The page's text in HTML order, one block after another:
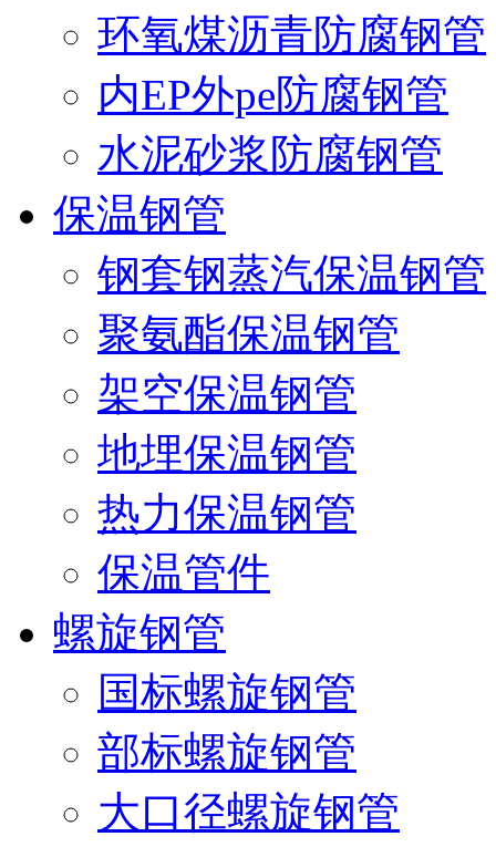
环氧煤沥青防腐钢管
内EP外pe防腐钢管
水泥砂浆防腐钢管
保温钢管
钢套钢蒸汽保温钢管
聚氨酯保温钢管
架空保温钢管
地埋保温钢管
热力保温钢管
保温管件
螺旋钢管
国标螺旋钢管
部标螺旋钢管
大口径螺旋钢管